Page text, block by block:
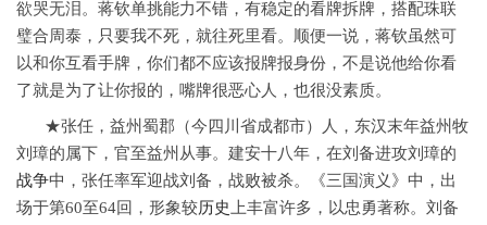
欲哭无泪。蒋钦单挑能力不错，有稳定的看牌拆牌，搭配珠联
璧合周泰，只要我不死，就往死里看。顺便一说，蒋钦虽然可
以和你互看手牌，你们都不应该报牌报身份，不是说他给你看
了就是为了让你报的，嘴牌很恶心人，也很没素质。
★张任，益州蜀郡（今四川省成都市）人，东汉末年益州牧
刘璋的属下，官至益州从事。建安十八年，在刘备进攻刘璋的
战争中，张任率军迎战刘备，战败被杀。《三国演义》中，出
场于第60至64回，形象较历史
上丰富许多，以忠勇著称。刘备